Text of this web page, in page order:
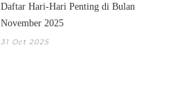
Daftar Hari-Hari Penting di Bulan
November 2025
31 Oct 2025